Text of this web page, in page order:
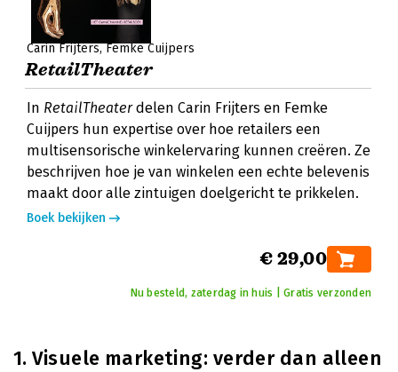
Carin Frijters Femke Cuijpers
RetailTheater
In RetailTheaterdelen Carin Frijters en Femke
Cuijpers hun expertise over hoe retailers een
multisensorische winkelervaring kunnen creëren. Ze
beschrijven hoe je van winkelen een echte belevenis
maakt door alle zintuigen doelgericht te prikkelen.
Boek bekijken
€ 29,00
Nu besteld, zaterdag in huis | Gratis verzonden
1. Visuele marketing: verder dan alleen